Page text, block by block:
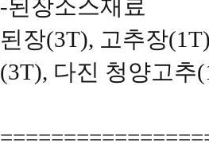
-된장소스재료
된장(3T), 고추장
(3T), 다진 청양고추